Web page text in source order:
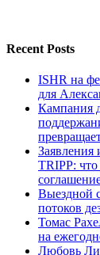
Recent Posts
ISHR на
для
Кампания
TRIPP: что
Выездной
потоков
Томас
на
Любовь